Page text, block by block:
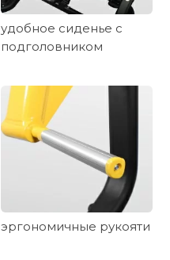
удобное сиденье с
подголовником
эргономичные рукояти